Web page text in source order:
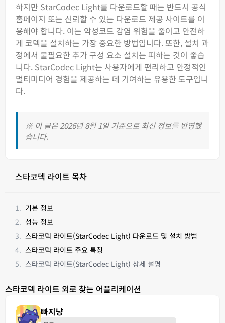
하지만 StarCodec Light를 다운로드할 때는 반드시 공식
홈페이지 또는 신뢰할 수 있는 다운로드 제공 사이트를 이
용해야 합니다. 이는 악성코드 감염 위험을 줄이고 안전하
게 코덱을 설치하는 가장 중요한 방법입니다. 또한, 설치 과
정에서 불필요한 추가 구성 요소 설치는 피하는 것이 좋습
니다. StarCodec Light는 사용자에게 편리하고 안정적인
멀티미디어 경험을 제공하는 데 기여하는 유용한 도구입니
다.
※ 이 글은 2026년 8월 1일 기준으로 최신 정보를 반영했
습니다.
스타코덱 라이트 목차
기본 정보
성능 정보
스타코덱 라이트(StarCodec Light) 다운로드 및 설치 방법
스타코덱 라이트 주요 특징
스타코덱 라이트(StarCodec Light) 상세 설명
스타코덱 라이트 외로 찾는 어플리케이션
빠지냥